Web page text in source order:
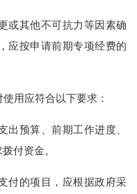
或其他不可抗力等因素确
应按申请前期专项经费的
使用应符合以下要求：
出预算、前期工作进度、
付资金。
付的项目，应根据政府采